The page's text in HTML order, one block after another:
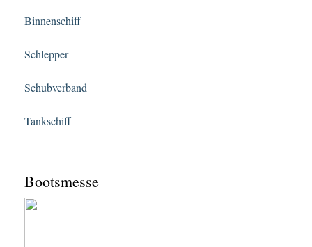
Binnenschiff
Schlepper
Schubverband
Tankschiff
Bootsmesse